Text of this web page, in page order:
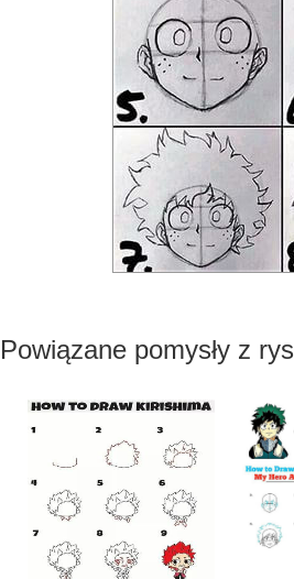
Powiązane pomysły z